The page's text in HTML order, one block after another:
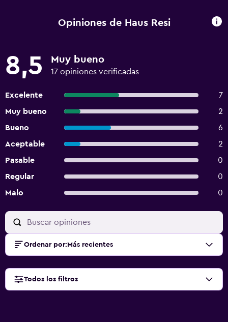
Opiniones de Haus Resi
8,5 Muy bueno
17 opiniones verificadas
Excelente
7
Muy bueno
2
Bueno
6
Aceptable
2
Pasable
0
Regular
0
Malo
0
Ordenar por: Más recientes
Todos los filtros